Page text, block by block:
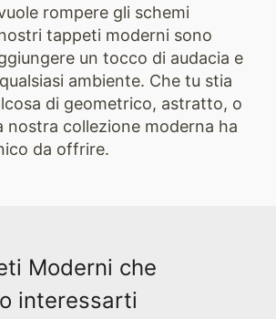
rompere gli schemi
tappeti moderni sono
un tocco di audacia e
ambiente. Che tu stia
di geometrico, astratto, o
nostra collezione moderna ha
da offrire.
Moderni che
interessarti